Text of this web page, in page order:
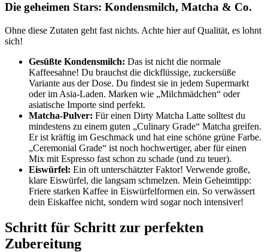
Die geheimen Stars: Kondensmilch, Matcha & Co.
Ohne diese Zutaten geht fast nichts. Achte hier auf Qualität, es lohnt
sich!
Gesüßte Kondensmilch: Das ist nicht die normale
Kaffeesahne! Du brauchst die dickflüssige, zuckersüße
Variante aus der Dose. Du findest sie in jedem Supermarkt
oder im Asia-Laden. Marken wie „Milchmädchen“ oder
asiatische Importe sind perfekt.
Matcha-Pulver: Für einen Dirty Matcha Latte solltest du
mindestens zu einem guten „Culinary Grade“ Matcha greifen.
Er ist kräftig im Geschmack und hat eine schöne grüne Farbe.
„Ceremonial Grade“ ist noch hochwertiger, aber für einen
Mix mit Espresso fast schon zu schade (und zu teuer).
Eiswürfel: Ein oft unterschätzter Faktor! Verwende große,
klare Eiswürfel, die langsam schmelzen. Mein Geheimtipp:
Friere starken Kaffee in Eiswürfelformen ein. So verwässert
dein Eiskaffee nicht, sondern wird sogar noch intensiver!
Schritt für Schritt zur perfekten
Zubereitung